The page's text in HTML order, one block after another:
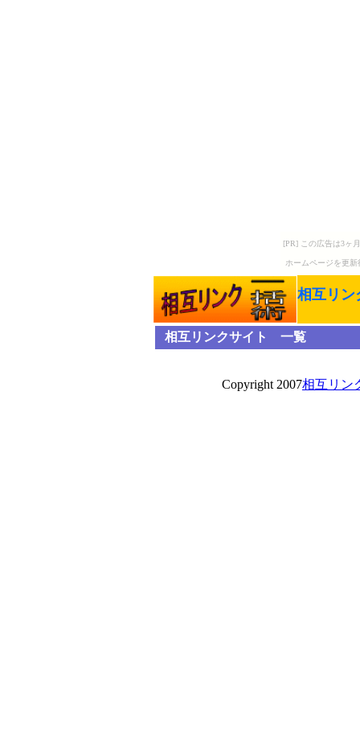
[PR] この広告は3ヶ
ホームページを更
相互リン
相互リンクサイト 一覧
Copyright 2007相互リン